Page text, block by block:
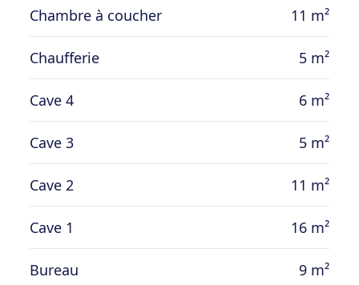
Chambre à coucher 11 m²
Chaufferie 5 m²
Cave 4 6 m²
Cave 3 5 m²
Cave 2 11 m²
Cave 1 16 m²
Bureau 9 m²